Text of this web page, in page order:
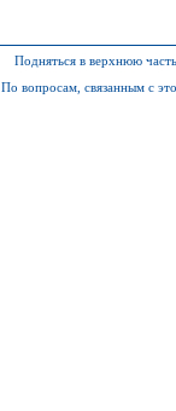
Подняться в верхнюю часть
По вопросам, связанным с